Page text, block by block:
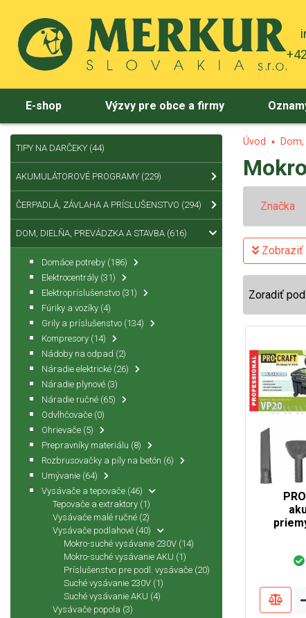
E-shop Výzvy pre obce a firmy
Úvod
Značka
Zoradiť
TIPY NA DARČEKY (44)
AKUMULÁTOROVÉ PROGRAMY (229)
ČERPADLÁ, ZÁVLAHA A PRÍSLUŠENSTVO (294)
DOM, DIELŇA, PREVÁDZKA A STAVBA (616)
Domáce potreby (186)
Elektrocentrály (31)
Elektropríslušenstvo (31)
Fúriky a vozíky (4)
Grily a príslušenstvo (134)
Kompresory (14)
Nádoby na odpad (2)
Náradie elektrické (26)
Náradie plynové (3)
Náradie ručné (65)
Odvlhčovače (0)
Ohrievače (5)
Prepravníky materiálu (8)
Rozbrusovačky a píly na betón (6)
Umývanie (64)
Vysávače a tepovače (46)
Tepovače a extraktory (1)
Vysávače malé ručné (2)
Vysávače podlahové (40)
Mokro-suché vysávanie 230V (14)
Mokro-suché vysávanie AKU (1)
Príslušenstvo pre podl. vysávače (20)
Suché vysávanie 230V (1)
Suché vysávanie AKU (4)
Vysávače popola (3)